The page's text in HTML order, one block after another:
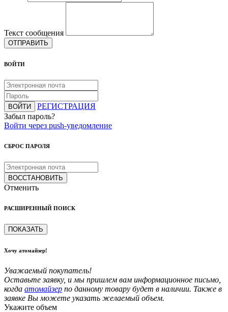
Текст сообщения
ОТПРАВИТЬ
ВОЙТИ
ВОЙТИ
РЕГИСТРАЦИЯ
Забыл пароль?
Войти через push-уведомление
СБРОС ПАРОЛЯ
ВОССТАНОВИТЬ
Отменить
РАСШИРЕННЫЙ ПОИСК
ПОКАЗАТЬ
Хочу атомайзер!
Уважаемый покупатель!
Оставьте заявку, и мы пришлем вам информационное письмо,
когда атомайзер по данному товару будет в наличии. Также в
заявке Вы можете указать желаемый объем.
Укажите объем